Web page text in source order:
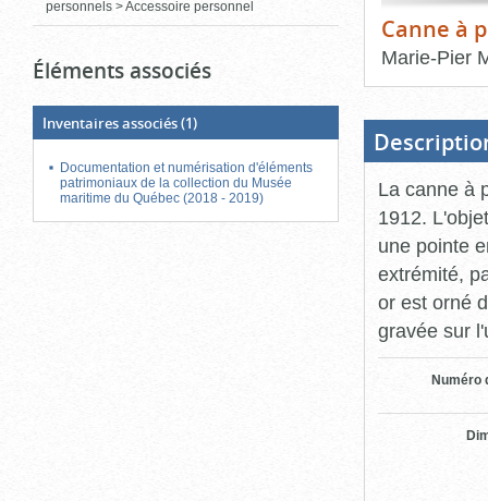
personnels > Accessoire personnel
Éléments associés
Inventaires associés(1)
Documentation et numérisation d'éléments
patrimoniaux de la collection du Musée
maritime du Québec (2018 - 2019)
Canne à
Marie-Pier
bloc
d'onglets
La canne à
1912.
une pointe
extrémité,
or est orné
gravée sur
Numéro